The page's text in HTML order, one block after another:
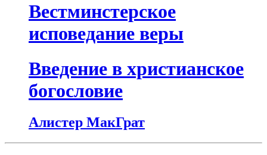
Вестминстерское
исповедание веры
Введение в христианское
богословие
Алистер МакГрат